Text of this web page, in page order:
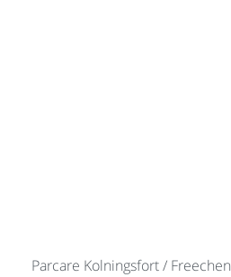
Parcare Kolningsfort / Freechen